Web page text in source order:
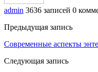
admin 3636 записей 0
Предыдущая запись
Современные аспекты
Следующая запись